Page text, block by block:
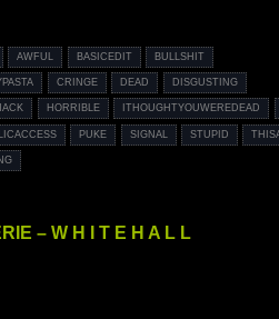
AWFUL BASICEDIT BULLSHIT
CRINGE DEAD DISGUSTING
HORRIBLE ITHOUGHTYOUWEREDEAD
PUKE SIGNAL STUPID
– W H I T E H A L L